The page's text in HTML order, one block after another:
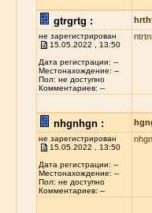
gtrgrtg :
не зарегистрирован
15.05.2022 , 13:50
Дата регистрации: --
Местонахождение: --
Пол: не доступно
Комментариев: --
nhgnhgn :
не зарегистрирован
15.05.2022 , 13:50
Дата регистрации: --
Местонахождение: --
Пол: не доступно
Комментариев: --